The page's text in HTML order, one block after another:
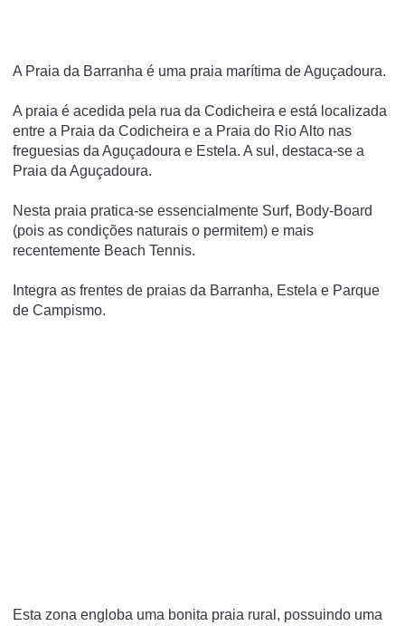
A Praia da Barranha é uma praia marí­tima de Aguçadoura.
A praia é acedida pela rua da Codicheira e está localizada
entre a Praia da Codicheira e a Praia do Rio Alto nas
freguesias da Aguçadoura e Estela. A sul, destaca-se a
Praia da Aguçadoura.
Nesta praia pratica-se essencialmente Surf, Body-Board
(pois as condições naturais o permitem) e mais
recentemente Beach Tennis.
Integra as frentes de praias da Barranha, Estela e Parque
de Campismo.
Esta zona engloba uma bonita praia rural, possuindo uma